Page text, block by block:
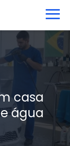
casa
água